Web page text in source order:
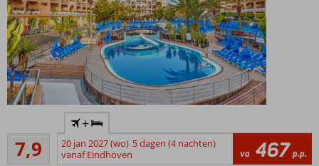
voor
het
7,9
308
beoordelingen
+
20 jan 2027 (wo) 5 dagen (4 nachten)
vanaf Eindhoven
va 467 p.p.